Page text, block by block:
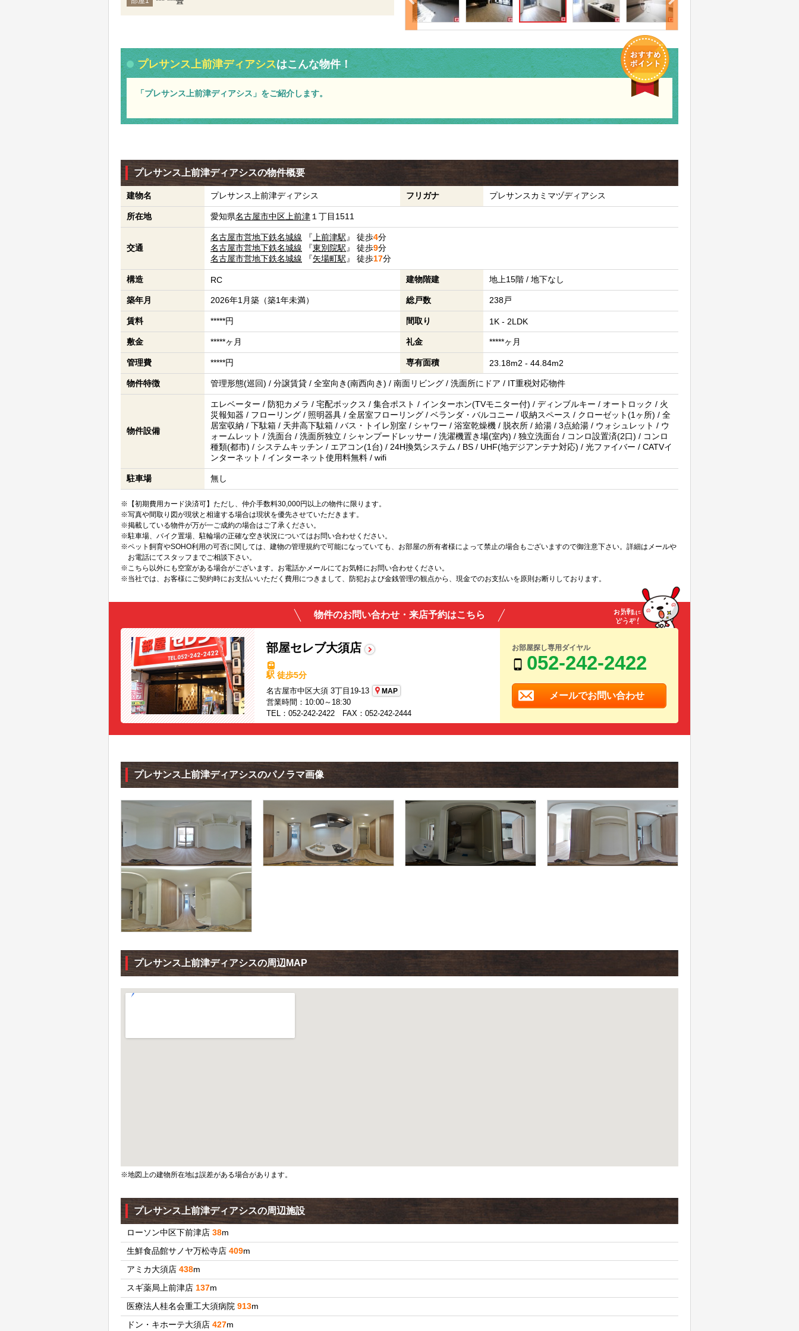
プレサンス上前津ディアシスはこんな物件！
「プレサンス上前津ディアシス」をご紹介します。
プレサンス上前津ディアシスの物件概要
建物名 プレサンス上前津ディアシス フリガナ プレサンスカミマヅディアシス
所在地 愛知県名古屋市中区 上前津１丁目1511
交通
名古屋市営地下鉄名城線 『 上前津駅 』 徒歩4分
名古屋市営地下鉄名城線 『東別院駅 』 徒歩9分
名古屋市営地下鉄名城線 『矢場町駅 』 徒歩17分
構造 RC 建物階建 地上15階 / 地下なし
築年月 2026年1月築（築1年未満） 総戸数 238戸
賃料 *****円 間取り 1K - 2LDK
敷金 *****ヶ月 礼金 *****ヶ月
管理費 *****円 専有面積 23.18m2 - 44.84m2
物件特徴 管理形態(巡回) / 分譲賃貸 / 全室向き(南西向き) / 南面リビング / 洗面所にドア / IT重税対応物件
物件設備
エレベーター / 防犯カメラ / 宅配ボックス / 集合ポスト / インターホン(TVモニター付) / ディンブルキー / オートロック / 火
災報知器 / フローリング / 照明器具 / 全居室フローリング / ベランダ・バルコニー / 収納スペース / クローゼット(1ヶ所) / 全
居室収納 / 下駄箱 / 天井高下駄箱 / バス・トイレ別室 / シャワー / 浴室乾燥機 / 脱衣所 / 給湯 / 3点給湯 / ウォシュレット / ウ
ォームレット / 洗面台 / 洗面所独立 / シャンプードレッサー / 洗濯機置き場(室内) / 独立洗面台 / コンロ設置済(2口) / コンロ
種類(都市) / システムキッチン / エアコン(1台) / 24H換気システム / BS / UHF(地デジアンテナ対応) / 光ファイバー / CATVイ
ンターネット / インターネット使用料無料 / wifi
駐車場 無し
※【初期費用カード決済可】ただし、仲介手数料30,000円以上の物件に限ります。
※写真や間取り図が現状と相違する場合は現状を優先させていただきます。
※掲載している物件が万が一ご成約の場合はご了承ください。
※駐車場、バイク置場、駐輪場の正確な空き状況についてはお問い合わせください。
※ペット飼育やSOHO利用の可否に関しては、建物の管理規約で可能になっていても、お部屋の所有者様によって禁止の場合もございますので御注意下さい。詳細はメールや
お電話にてスタッフまでご相談下さい。
※こちら以外にも空室がある場合がございます。お電話かメールにてお気軽にお問い合わせください。
※当社では、お客様にご契約時にお支払いいただく費用につきまして、防犯および金銭管理の観点から、現金でのお支払いを原則お断りしております。
物件のお問い合わせ・来店予約はこちら
部屋セレブ大須店
駅 徒歩5分
名古屋市中区大須 3丁目19-13 MAP
営業時間：10:00～18:30
TEL：052-242-2422 FAX：052-242-2444
お部屋探し専用ダイヤル
052-242-2422
メールでお問い合わせ
プレサンス上前津ディアシスのパノラマ画像
プレサンス上前津ディアシスの周辺MAP
※地図上の建物所在地は誤差がある場合があります。
プレサンス上前津ディアシスの周辺施設
ローソン中区下前津店 38m
生鮮食品館サノヤ万松寺店 409m
アミカ大須店 438m
スギ薬局上前津店 137m
医療法人桂名会重工大須病院 913m
ドン・キホーテ大須店 427m